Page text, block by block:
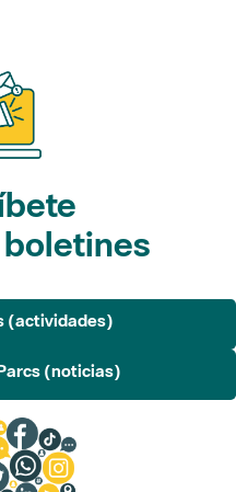
(actividades)
(noticias)